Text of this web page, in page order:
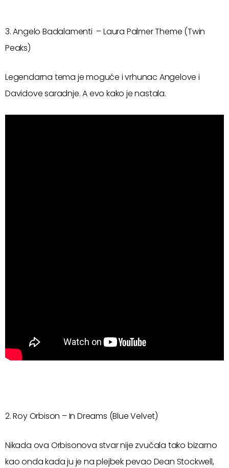
3. Angelo Badalamenti – Laura Palmer Theme (Twin
Peaks)
Legendarna tema je moguće i vrhunac Angelove i
Davidove saradnje. A evo kako je nastala.
2. Roy Orbison – In Dreams (Blue Velvet)
Nikada ova Orbisonova stvar nije zvučala tako bizarno
kao onda kada ju je na plejbek pevao Dean Stockwell,